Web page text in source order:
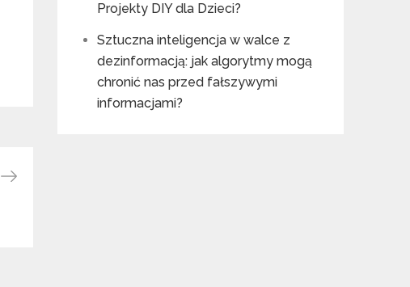
Projekty DIY dla Dzieci?
Sztuczna inteligencja w walce z
dezinformacją: jak algorytmy mogą
chronić nas przed fałszywymi
informacjami?